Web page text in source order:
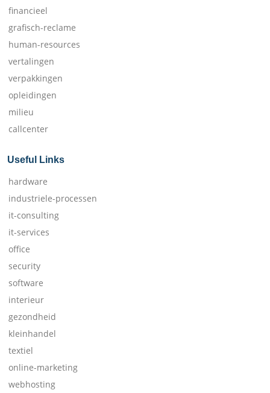
financieel
grafisch-reclame
human-resources
vertalingen
verpakkingen
opleidingen
milieu
callcenter
Useful Links
hardware
industriele-processen
it-consulting
it-services
office
security
software
interieur
gezondheid
kleinhandel
textiel
online-marketing
webhosting